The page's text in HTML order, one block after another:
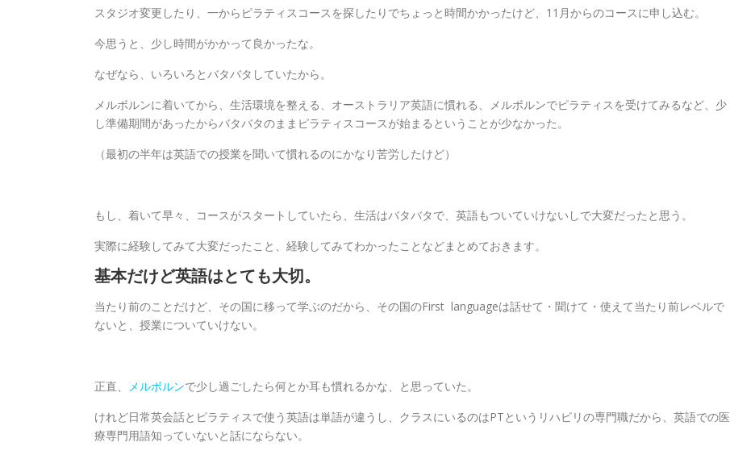
スタジオ変更したり、一からピラティスコースを探したりでちょっと時間かかったけど、11月からのコースに申し込む。
今思うと、少し時間がかかって良かったな。
なぜなら、いろいろとバタバタしていたから。
メルボルンに着いてから、生活環境を整える、オーストラリア英語に慣れる、メルボルンでピラティスを受けてみるなど、少
し準備期間があったからバタバタのままピラティスコースが始まるということが少なかった。
（最初の半年は英語での授業を聞いて慣れるのにかなり苦労したけど）
もし、着いて早々、コースがスタートしていたら、生活はバタバタで、英語もついていけないしで大変だったと思う。
実際に経験してみて大変だったこと、経験してみてわかったことなどまとめておきます。
基本だけど英語はとても大切。
当たり前のことだけど、その国に移って学ぶのだから、その国のFirst languageは話せて・聞けて・使えて当たり前レベルで
ないと、授業についていけない。
正直、 メルボルンで少し過ごしたら何とか耳も慣れるかな、と思っていた。
けれど日常英会話とピラティスで使う英語は単語が違うし、クラスにいるのはPTというリハビリの専門職だから、英語での医
療専門用語知っていないと話にならない。